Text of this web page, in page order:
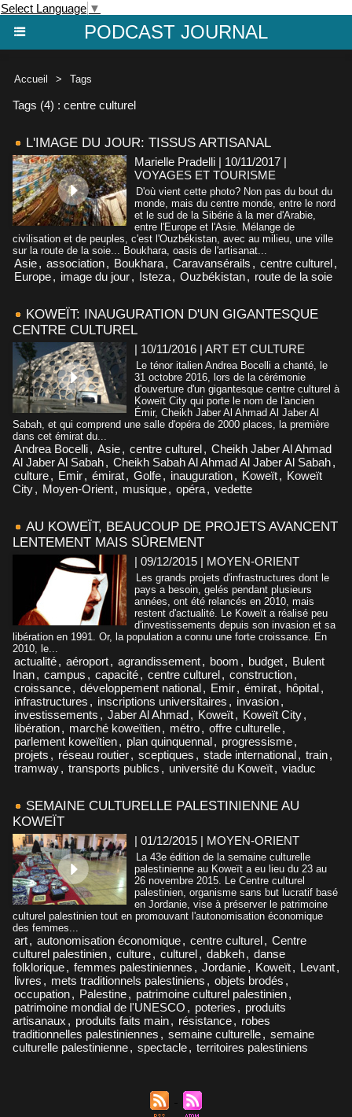
Select Language ▼
PODCAST JOURNAL
Accueil > Tags
Tags (4) : centre culturel
L'IMAGE DU JOUR: TISSUS ARTISANAL
Marielle Pradelli | 10/11/2017 |
VOYAGES ET TOURISME
D'où vient cette photo? Non pas du bout du
monde, mais du centre monde, entre le nord
et le sud de la Sibérie à la mer d'Arabie,
entre l'Europe et l'Asie. Mélange de
civilisation et de peuples, c'est l'Ouzbékistan, avec au milieu, une ville
sur la route de la soie... Boukhara, oasis de l'artisanat...
Asie, association, Boukhara, Caravansérails , centre culturel,
Europe, image du jour, Isteza, Ouzbékistan, route de la soie
KOWEÏT: INAUGURATION D'UN GIGANTESQUE
CENTRE CULTUREL
| 10/11/2016 | ART ET CULTURE
Le ténor italien Andrea Bocelli a chanté, le
31 octobre 2016, lors de la cérémonie
d'ouverture d'un gigantesque centre culturel à
Koweït City qui porte le nom de l'ancien
Émir, Cheikh Jaber Al Ahmad Al Jaber Al
Sabah, et qui comprend une salle d'opéra de 2000 places, la première
dans cet émirat du...
Andrea Bocelli, Asie, centre culturel, Cheikh Jaber Al Ahmad
Al Jaber Al Sabah, Cheikh Sabah Al Ahmad Al Jaber Al Sabah,
culture, Emir, émirat, Golfe, inauguration, Koweït, Koweït
City, Moyen-Orient, musique, opéra, vedette
AU KOWEÏT, BEAUCOUP DE PROJETS AVANCENT
LENTEMENT MAIS SÛREMENT
| 09/12/2015 | MOYEN-ORIENT
Les grands projets d'infrastructures dont le
pays a besoin, gelés pendant plusieurs
années, ont été relancés en 2010, mais
restent d'actualité. Le Koweït a réalisé peu
d'investissements depuis son invasion et sa
libération en 1991. Or, la population a connu une forte croissance. En
2010, le...
actualité, aéroport, agrandissement, boom , budget, Bulent
Inan, campus , capacité, centre culturel, construction,
croissance, développement national, Emir, émirat, hôpital,
infrastructures , inscriptions universitaires , invasion,
investissements , Jaber Al Ahmad, Koweït, Koweït City,
libération, marché koweïtien, métro, offre culturelle,
parlement koweïtien, plan quinquennal, progressisme,
projets , réseau routier, sceptiques , stade international, train,
tramway, transports publics , université du Koweït, viaduc
SEMAINE CULTURELLE PALESTINIENNE AU
KOWEÏT
| 01/12/2015 | MOYEN-ORIENT
La 43e édition de la semaine culturelle
palestinienne au Koweït a eu lieu du 23 au
26 novembre 2015. Le Centre culturel
palestinien, organisme sans but lucratif basé
en Jordanie, vise à préserver le patrimoine
culturel palestinien tout en promouvant l'autonomisation économique
des femmes...
art, autonomisation économique, centre culturel, Centre
culturel palestinien, culture, culturel, dabkeh, danse
folklorique, femmes palestiniennes , Jordanie, Koweït, Levant,
livres , mets traditionnels palestiniens , objets brodés ,
occupation, Palestine, patrimoine culturel palestinien,
patrimoine mondial de l'UNESCO , poteries , produits
artisanaux , produits faits main, résistance, robes
traditionnelles palestiniennes , semaine culturelle, semaine
culturelle palestinienne, spectacle, territoires palestiniens